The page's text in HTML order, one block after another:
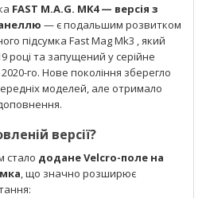
FAST M.A.G. MK4 — версія з
— є подальшим розвитком
підсумка Fast Mag Mk3 , який
році та запущений у серійне
го. Нове покоління зберегло
моделей, але отримало
версії?
стало додане Velcro-поле на
, що значно розширює